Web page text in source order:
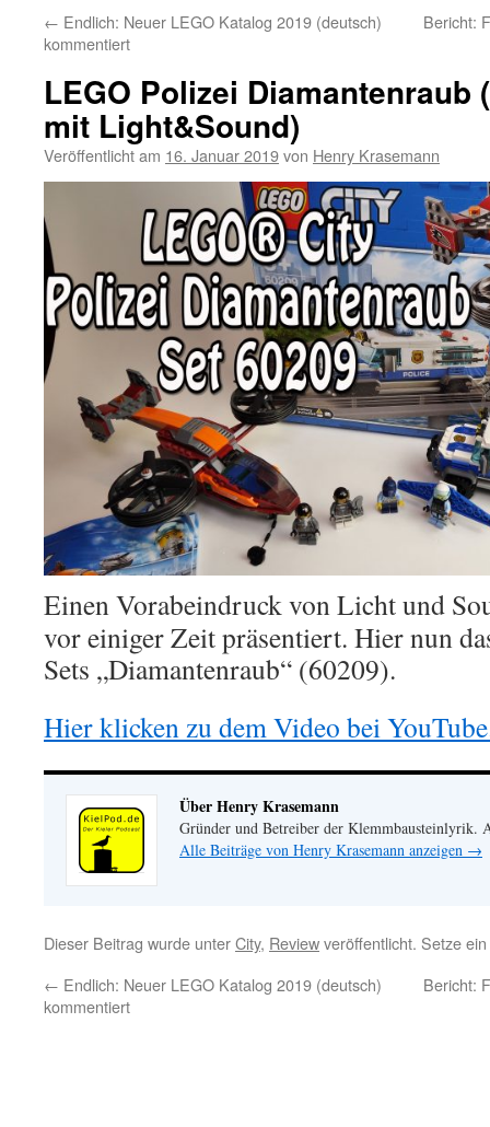
← Endlich: Neuer LEGO Katalog 2019 (deutsch)
kommentiert
Bericht:
LEGO Polizei Diamantenraub
mit Light&Sound)
Veröffentlicht am 16. Januar 2019von Henry Krasemann
Einen Vorabeindruck von Licht und
vor einiger Zeit präsentiert. Hier nun
Sets „Diamantenraub“ (60209).
Hier klicken zu dem Video bei
Über Henry Krasemann
Gründer und Betreiber der Klemmbausteinlyrik.
Alle Beiträge von Henry Krasemann anzeigen →
Dieser Beitrag wurde unterCity, Reviewveröffentlicht. Setze
← Endlich: Neuer LEGO Katalog 2019 (deutsch)
kommentiert
Bericht: